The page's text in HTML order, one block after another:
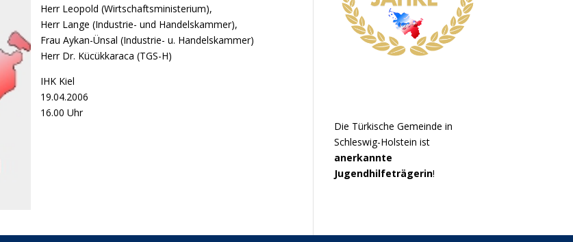
Herr Leopold (Wirtschaftsministerium),
Herr Lange (Industrie- und Handelskammer),
Frau Aykan-Ünsal (Industrie- u. Handelskammer)
Herr Dr. Kücükkaraca (TGS-H)
IHK Kiel
19.04.2006
16.00 Uhr
Die Türkische Gemeinde in
Schleswig-Holstein ist
anerkannte
Jugendhilfeträgerin!